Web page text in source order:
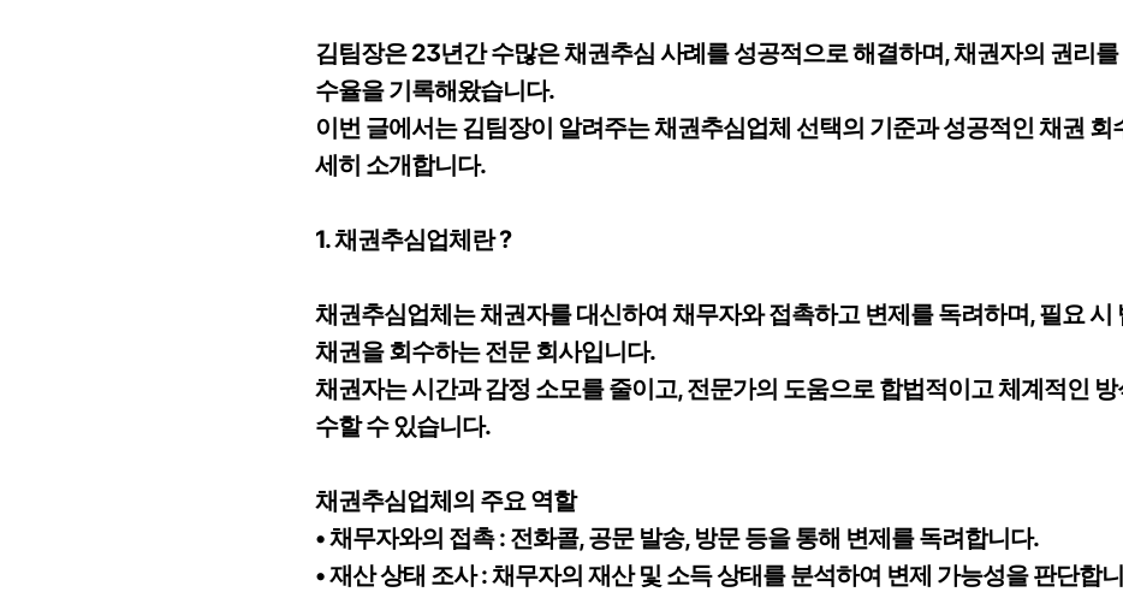
김팀장은 23년간 수많은 채권추심 사례를 성공적으로 해결하며, 채권자의 권리
수율을 기록해왔습니다.
이번 글에서는 김팀장이 알려주는 채권추심업체 선택의 기준과 성공적인 채권 회
세히 소개합니다.
1. 채권추심업체란 ?
채권추심업체는 채권자를 대신하여 채무자와 접촉하고 변제를 독려하며, 필요 시
채권을 회수하는 전문 회사입니다.
채권자는 시간과 감정 소모를 줄이고, 전문가의 도움으로 합법적이고 체계적인
수할 수 있습니다.
채권추심업체의 주요 역할
• 채무자와의 접촉 : 전화콜, 공문 발송, 방문 등을 통해 변제를 독려합니다.
• 재산 상태 조사 : 채무자의 재산 및 소득 상태를 분석하여 변제 가능성을 판단합